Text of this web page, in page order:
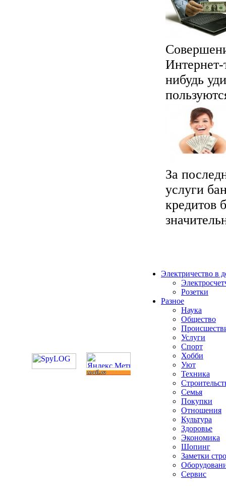
Интернет-
нибудь
За
услуги
кредитов
Электричество в
Розетки
Разное
Наука
Общество
Услуги
Спорт
Хобби
Уют
Техника
Семья
Покупки
Отношения
Культура
Здоровье
Экономика
Шопинг
Заметки
Сервис